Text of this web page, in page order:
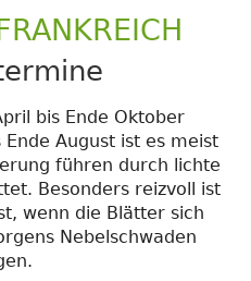
bis Ende Oktober
August ist es meist
führen durch lichte
Besonders reizvoll ist
wenn die Blätter sich
Nebelschwaden